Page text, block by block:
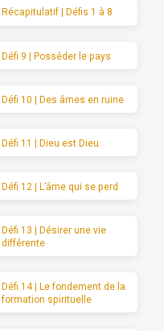
Récapitulatif | Défis 1 à 8
Défi 9 | Posséder le pays
Défi 10 | Des âmes en ruine
Défi 11 | Dieu est Dieu
Défi 12 | L’âme qui se perd
Défi 13 | Désirer une vie
différente
Défi 14 | Le fondement de la
formation spirituelle